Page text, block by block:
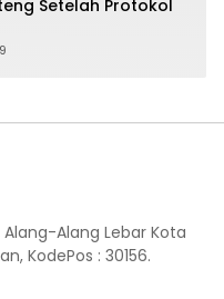
Setelah Protokol
Alang Lebar Kota
KodePos : 30156.